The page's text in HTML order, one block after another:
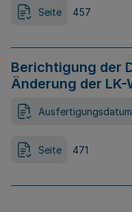
Seite 457
Berichtigung der
Änderung der LK-
Ausfertigungsdatum
Seite 471